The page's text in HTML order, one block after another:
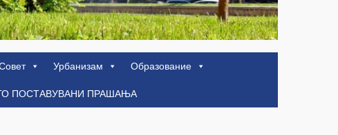
Урбанизам
Образование
ПОСТАВУВАНИ ПРАШАЊА